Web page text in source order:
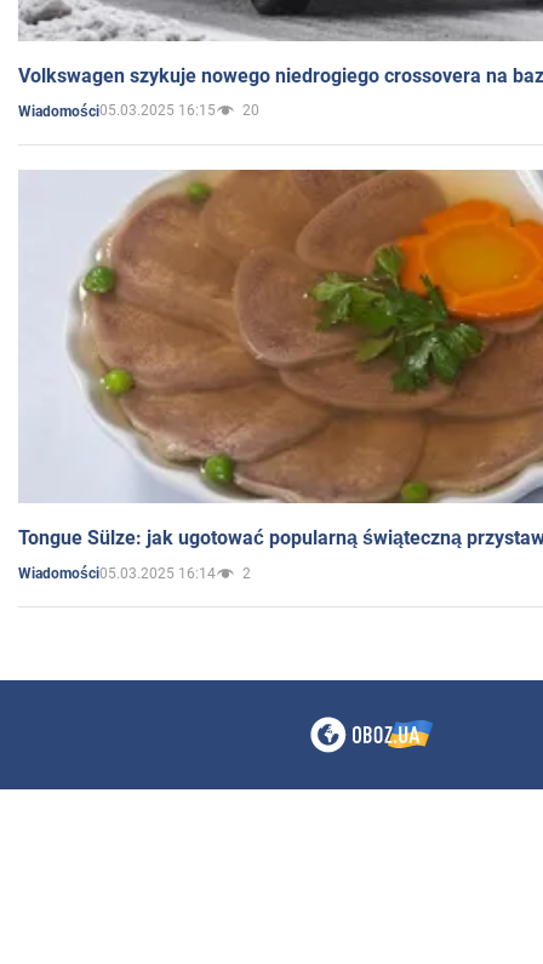
Volkswagen szykuje nowego niedrogiego crossovera na
Wiadomości05.03.2025 16:15 20
Tongue Sülze: jak ugotować popularną świąteczną
Wiadomości05.03.2025 16:14 2